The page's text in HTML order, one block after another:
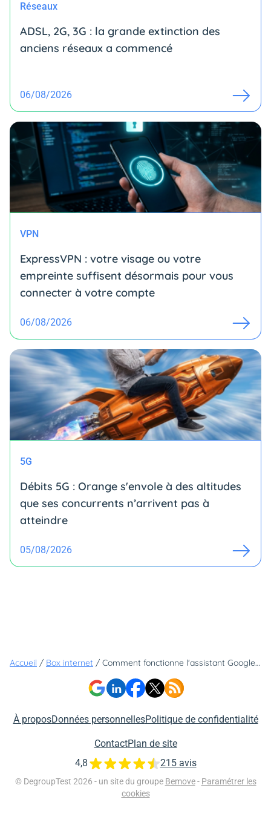
Réseaux
ADSL, 2G, 3G : la grande extinction des
anciens réseaux a commencé
06/08/2026
VPN
ExpressVPN : votre visage ou votre
empreinte suffisent désormais pour vous
connecter à votre compte
06/08/2026
5G
Débits 5G : Orange s'envole à des altitudes
que ses concurrents n’arrivent pas à
atteindre
05/08/2026
Accueil / Box internet / Comment fonctionne l'assistant Google sur votre Bbox Bouygues Telecom ?
À proposDonnées personnellesPolitique de confidentialité
ContactPlan de site
© DegroupTest 2026 - un site du groupe Bemove - Paramétrer les
cookies
4,8 215 avis